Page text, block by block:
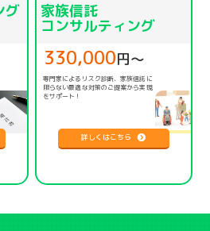
グ 家族信託
コンサルティング
330,000円〜
専門家によるリスク診断、家族信託に
限らない最適な対策のご提案から実現
をサポート！
詳しくはこちら